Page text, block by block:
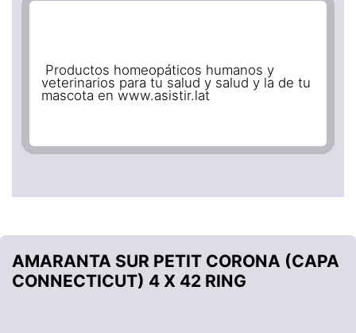
Productos homeopáticos humanos y
veterinarios para tu salud y salud y la de tu
mascota en www.asistir.lat
AMARANTA SUR PETIT CORONA (CAPA
CONNECTICUT) 4 X 42 RING